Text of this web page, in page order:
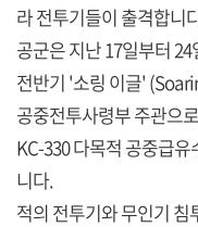
라 전투기들이 출격합니
공군은 지난 17일부터
전반기 '소링 이글'
공중전투사령부 주관으
KC-330 다목적 공중급
니다.
적의 전투기와 무인기